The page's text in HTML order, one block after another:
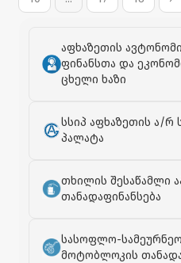
აფხაზეთის
ფინანსთა და
ცხელი ხაზი
სსიპ აფხაზეთის ა/რ
პალატა
თხილის შესაწამლი
თანადაფინანსება
სასოფლო-
მოტობლოკის
ყვავილებით შეამკო და